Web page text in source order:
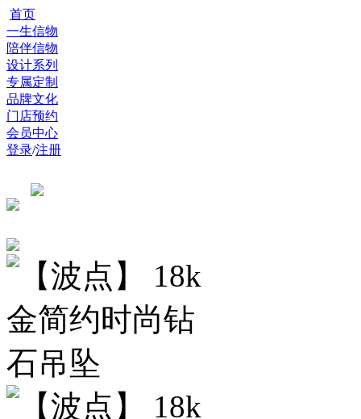
首页
一生信物
陪伴信物
设计系列
专属定制
品牌文化
门店预约
会员中心
登录/注册